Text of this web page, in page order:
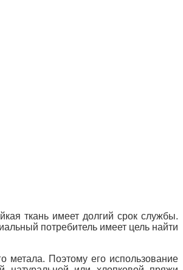
ткань имеет долгий срок службы.
потребитель имеет цель найти
метала. Поэтому его использование